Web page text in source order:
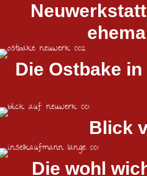
Die Ostbake
Blick
Die wohl